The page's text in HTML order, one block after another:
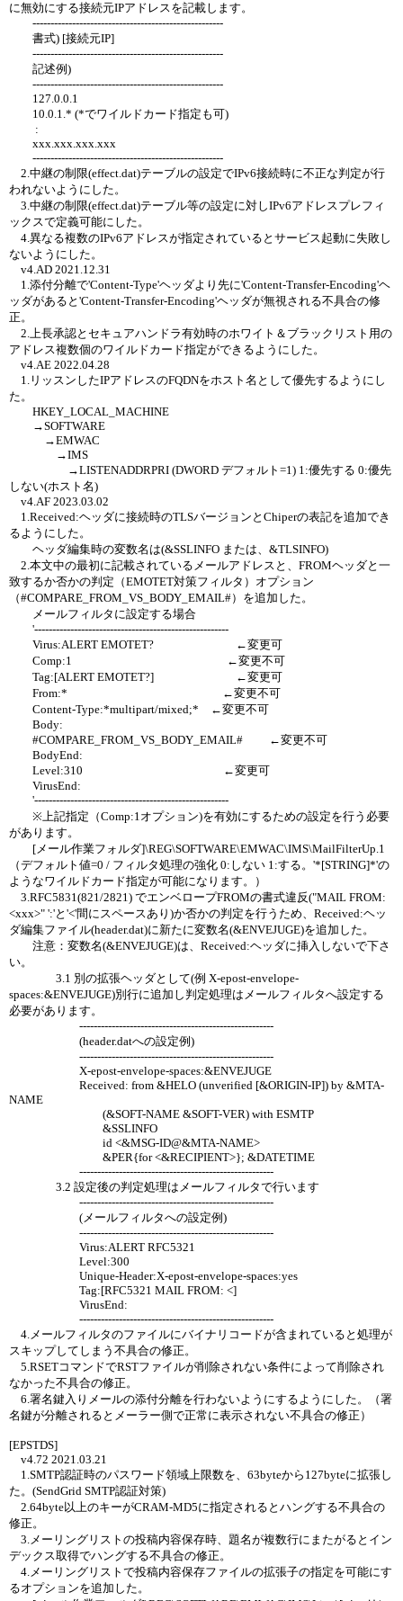
に無効にする接続元IPアドレスを記載します。
-----------------------------------------------------
書式) [接続元IP]
-----------------------------------------------------
記述例)
-----------------------------------------------------
127.0.0.1
10.0.1.* (*でワイルドカード指定も可)
:
xxx.xxx.xxx.xxx
-----------------------------------------------------
2.中継の制限(effect.dat)テーブルの設定でIPv6接続時に不正な判定が行
われないようにした。
3.中継の制限(effect.dat)テーブル等の設定に対しIPv6アドレスプレフィ
ックスで定義可能にした。
4.異なる複数のIPv6アドレスが指定されているとサービス起動に失敗し
ないようにした。
v4.AD 2021.12.31
1.添付分離で'Content-Type'ヘッダより先に'Content-Transfer-Encoding'ヘ
ッダがあると'Content-Transfer-Encoding'ヘッダが無視される不具合の修
正。
2.上長承認とセキュアハンドラ有効時のホワイト＆ブラックリスト用の
アドレス複数個のワイルドカード指定ができるようにした。
v4.AE 2022.04.28
1.リッスンしたIPアドレスのFQDNをホスト名として優先するようにし
た。
HKEY_LOCAL_MACHINE
→SOFTWARE
→EMWAC
→IMS
→LISTENADDRPRI (DWORD デフォルト=1) 1:優先する 0:優先
しない(ホスト名)
v4.AF 2023.03.02
1.Received:ヘッダに接続時のTLSバージョンとChiperの表記を追加でき
るようにした。
ヘッダ編集時の変数名は(&SSLINFO または、&TLSINFO)
2.本文中の最初に記載されているメールアドレスと、FROMヘッダと一
致するか否かの判定（EMOTET対策フィルタ）オプション
（#COMPARE_FROM_VS_BODY_EMAIL#）を追加した。
メールフィルタに設定する場合
'------------------------------------------------------
Virus:ALERT EMOTET? ←変更可
Comp:1 ←変更不可
Tag:[ALERT EMOTET?] ←変更可
From:* ←変更不可
Content-Type:*multipart/mixed;* ←変更不可
Body:
#COMPARE_FROM_VS_BODY_EMAIL# ←変更不可
BodyEnd:
Level:310 ←変更可
VirusEnd:
'------------------------------------------------------
※上記指定（Comp:1オプション)を有効にするための設定を行う必要
があります。
[メール作業フォルダ]\REG\SOFTWARE\EMWAC\IMS\MailFilterUp.1
（デフォルト値=0 / フィルタ処理の強化 0:しない 1:する。'*[STRING]*'の
ようなワイルドカード指定が可能になります。）
3.RFC5831(821/2821) でエンベロープFROMの書式違反("MAIL FROM:
<xxx>" ':'と'<'間にスペースあり)か否かの判定を行うため、Received:ヘッ
ダ編集ファイル(header.dat)に新たに変数名(&ENVEJUGE)を追加した。
注意：変数名(&ENVEJUGE)は、Received:ヘッダに挿入しないで下さ
い。
3.1 別の拡張ヘッダとして(例 X-epost-envelope-
spaces:&ENVEJUGE)別行に追加し判定処理はメールフィルタへ設定する
必要があります。
------------------------------------------------------
(header.datへの設定例)
------------------------------------------------------
X-epost-envelope-spaces:&ENVEJUGE
Received: from &HELO (unverified [&ORIGIN-IP]) by &MTA-
NAME
(&SOFT-NAME &SOFT-VER) with ESMTP
&SSLINFO
id <&MSG-ID@&MTA-NAME>
&PER{for <&RECIPIENT>}; &DATETIME
------------------------------------------------------
3.2 設定後の判定処理はメールフィルタで行います
------------------------------------------------------
(メールフィルタへの設定例)
------------------------------------------------------
Virus:ALERT RFC5321
Level:300
Unique-Header:X-epost-envelope-spaces:yes
Tag:[RFC5321 MAIL FROM: <]
VirusEnd:
------------------------------------------------------
4.メールフィルタのファイルにバイナリコードが含まれていると処理が
スキップしてしまう不具合の修正。
5.RSETコマンドでRSTファイルが削除されない条件によって削除され
なかった不具合の修正。
6.署名鍵入りメールの添付分離を行わないようにするようにした。（署
名鍵が分離されるとメーラー側で正常に表示されない不具合の修正）
[EPSTDS]
v4.72 2021.03.21
1.SMTP認証時のパスワード領域上限数を、63byteから127byteに拡張し
た。(SendGrid SMTP認証対策)
2.64byte以上のキーがCRAM-MD5に指定されるとハングする不具合の
修正。
3.メーリングリストの投稿内容保存時、題名が複数行にまたがるとイン
デックス取得でハングする不具合の修正。
4.メーリングリストで投稿内容保存ファイルの拡張子の指定を可能にす
るオプションを追加した。